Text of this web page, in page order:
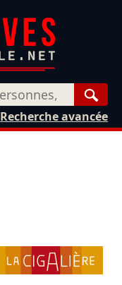
Recherche avancée